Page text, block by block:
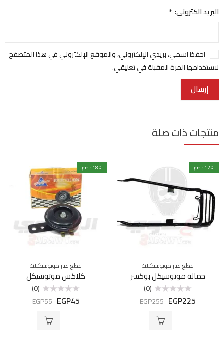
البريد الكتروني: *
احفظ اسمي، بريدي الإلكتروني، والموقع الإلكتروني في هذا المتصفح
لاستخدامها المرة المقبلة في تعليقي.
منتجات ذات صلة
12% خصم
قطع غيار موتوسيكلات
حمالة موتوسيكل بوكسر
التقييم
(0)
EGP225
EGP255
18% خصم
قطع غيار موتوسيكلات
كلاكس موتوسيكل
التقييم
(0)
EGP45
EGP55